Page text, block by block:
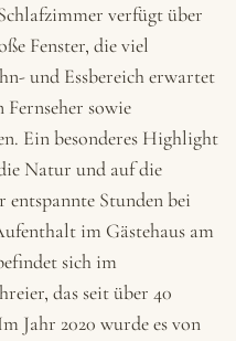
verfügt über
Fenster, die viel
und Essbereich erwartet
Fernseher sowie
Ein besonderes Highlight
Natur und auf die
entspannte Stunden bei
im Gästehaus am
sich im
das seit über 40
Jahr 2020 wurde es von